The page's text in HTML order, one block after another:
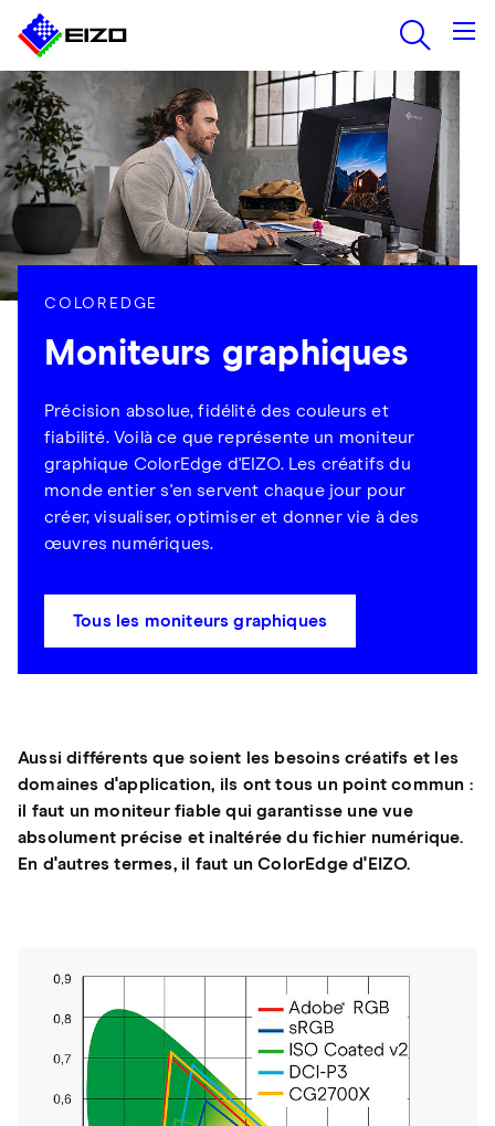
COLOREDGE
Moniteurs graphiques
Précision absolue, fidélité des couleurs et
fiabilité. Voilà ce que représente un moniteur
graphique ColorEdge d'EIZO. Les créatifs du
monde entier s'en servent chaque jour pour
créer, visualiser, optimiser et donner vie à des
œuvres numériques.
Tous les moniteurs graphiques
Aussi différents que soient les besoins créatifs et les
domaines d'application, ils ont tous un point commun :
il faut un moniteur fiable qui garantisse une vue
absolument précise et inaltérée du fichier numérique.
En d'autres termes, il faut un ColorEdge d'EIZO.